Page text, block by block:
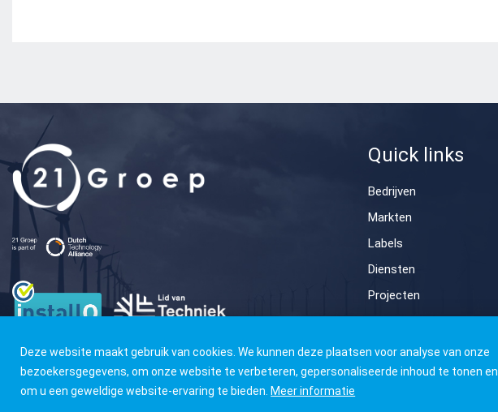
Deze website maakt gebruik van cookies. We kunnen deze plaatsen voor analyse van onze
bezoekersgegevens, om onze website te verbeteren, gepersonaliseerde inhoud te tonen en
om u een geweldige website-ervaring te bieden. Meer informatie
Quick links
Bedrijven
Markten
Labels
Diensten
Projecten